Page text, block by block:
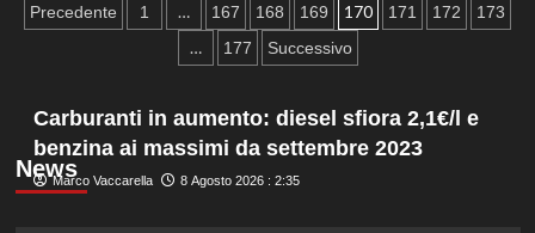
Nuggets
di
Paginazione
Precedente 1 … 167 168 169 170 171 172 173
… 177 Successivo
News
Carburanti in aumento: diesel sfiora 2,1€/l e
benzina ai massimi da settembre 2023
Marco Vaccarella 8 Agosto 2026 : 2:35